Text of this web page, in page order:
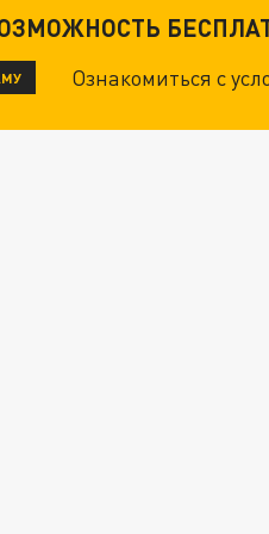
Ознакомиться с